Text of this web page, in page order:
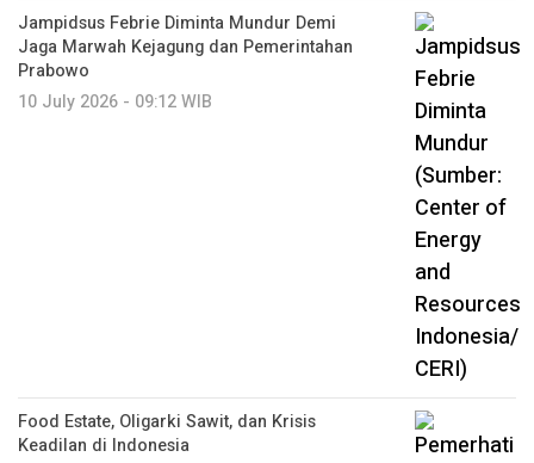
Jampidsus Febrie Diminta Mundur Demi
Jaga Marwah Kejagung dan Pemerintahan
Prabowo
10 July 2026 - 09:12 WIB
Food Estate, Oligarki Sawit, dan Krisis
Keadilan di Indonesia